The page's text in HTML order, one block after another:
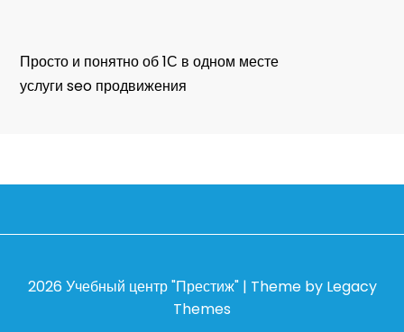
Просто и понятно об 1С в одном месте
услуги seo продвижения
2026 Учебный центр "Престиж" | Theme by Legacy
Themes